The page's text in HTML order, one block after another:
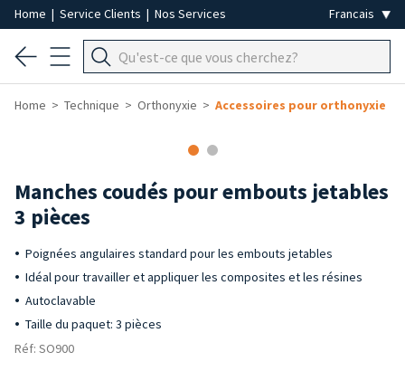
Home | Service Clients | Nos Services
Home Technique Orthonyxie Accessoires pour orthonyxie
Manches coudés pour embouts jetables
3 pièces
Poignées angulaires standard pour les embouts jetables
Idéal pour travailler et appliquer les composites et les résines
Autoclavable
Taille du paquet: 3 pièces
Réf: SO900